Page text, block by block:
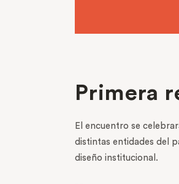
Primera
El encuentro se
distintas entidades del
diseño institucional.